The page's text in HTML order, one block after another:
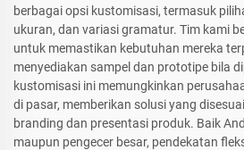
berbagai opsi kustomisasi, termasuk
ukuran, dan variasi gramatur. Tim kami
untuk memastikan kebutuhan mereka
menyediakan sampel dan prototipe bila
kustomisasi ini memungkinkan
di pasar, memberikan solusi yang
branding dan presentasi produk. Baik
maupun pengecer besar, pendekatan